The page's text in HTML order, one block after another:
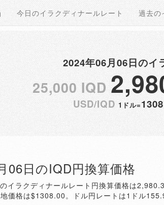
今日のイラクディナールレート 過去の
2024年06月06日のイ
25,000 IQD
USD/IQD 1ドル=
06日のIQD円換算価格
イラクディナールレート円換算価格は
価格は$1308.00。ドル円レートは1ドル